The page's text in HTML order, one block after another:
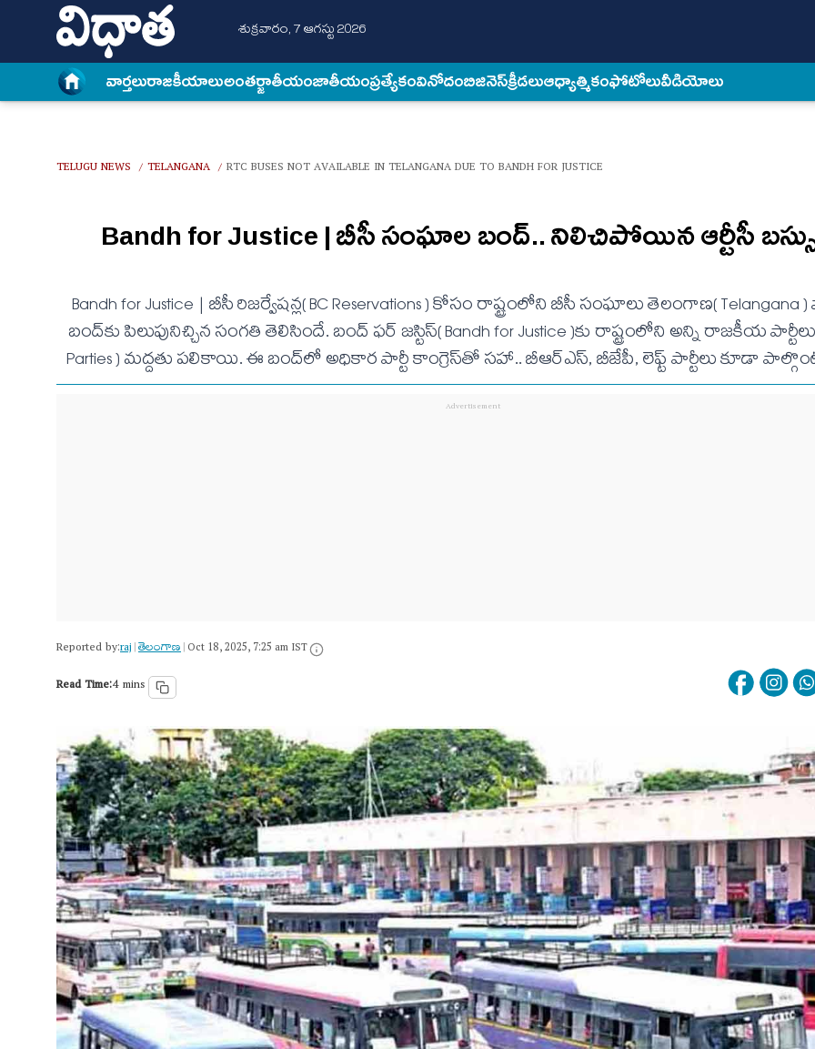
శుక్రవారం, 7 ఆగస్టు 2026
వార్త‌లురాజకీయాలుఅంత‌ర్జాతీయంజాతీయంప్రత్యేకంవినోదంబిజినెస్క్రీడలుఆధ్యాత్మికంఫోటోలువీడియోలు
TELUGU NEWS / TELANGANA / RTC BUSES NOT AVAILABLE IN TELANGANA DUE TO BANDH FOR JUSTICE
Bandh for Justice | బీసీ సంఘాల బంద్.. నిలిచిపోయిన ఆర్టీసీ
Bandh for Justice | బీసీ రిజ‌ర్వేష‌న్ల( BC Reservations ) కోసం రాష్ట్రంలోని బీసీ సంఘాలు తెలంగాణ( Telangana
బంద్‌కు పిలుపునిచ్చిన సంగ‌తి తెలిసిందే. బంద్ ఫ‌ర్ జ‌స్టిస్‌( Bandh for Justice )కు రాష్ట్రంలోని అన్ని రాజ‌కీయ
Parties ) మ‌ద్ద‌తు ప‌లికాయి. ఈ బంద్‌లో అధికార పార్టీ కాంగ్రెస్‌తో స‌హా.. బీఆర్ఎస్, బీజేపీ, లెఫ్ట్ పార్టీలు కూడా
Reported by:raj|తెలంగాణ‌|Oct 18, 2025, 7:25 am IST
Read Time:4 mins